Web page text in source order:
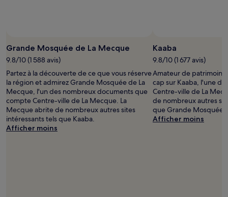
Grande Mosquée de La Mecque
9.8/10 (1 588 avis)
Partez à la découverte de ce que vous réserve
la région et admirez Grande Mosquée de La
Mecque, l'un des nombreux documents que
compte Centre-ville de La Mecque. La
Mecque abrite de nombreux autres sites
intéressants tels que Kaaba.
Afficher moins
Kaaba
9.8/10 (1 677 avis)
Amateur de
cap sur Kaaba, l'une
Centre-ville de La
de nombreux autres
que Grande Mosquée
Afficher moins